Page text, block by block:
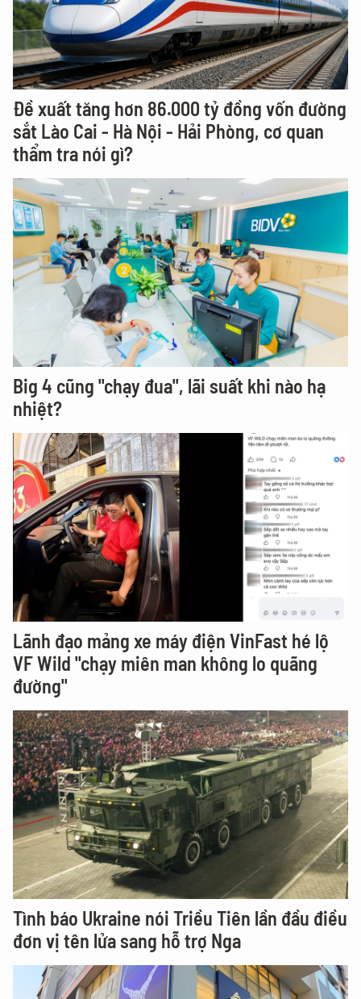
Đề xuất tăng hơn 86.000 tỷ đồng vốn đường
sắt Lào Cai - Hà Nội - Hải Phòng, cơ quan
thẩm tra nói gì?
Big 4 cũng "chạy đua", lãi suất khi nào hạ
nhiệt?
Lãnh đạo mảng xe máy điện VinFast hé lộ
VF Wild "chạy miên man không lo quãng
đường"
Tình báo Ukraine nói Triều Tiên lần đầu điều
đơn vị tên lửa sang hỗ trợ Nga